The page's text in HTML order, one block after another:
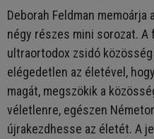
Deborah Feldman
négy részes mini sorozat.
ultraortodox zsidó
elégedetlen az életével,
magát, megszökik a
véletlenre, egészen
újrakezdhesse az életét. A